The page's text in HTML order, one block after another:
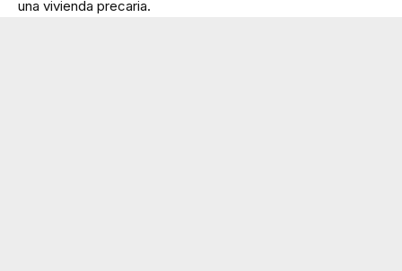
una vivienda precaria.